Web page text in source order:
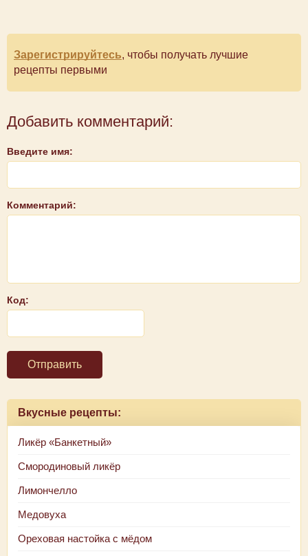
Зарегистрируйтесь, чтобы получать лучшие
рецепты первыми
Добавить комментарий:
Введите имя:
Комментарий:
Код:
Отправить
Вкусные рецепты:
Ликёр «Банкетный»
Смородиновый ликёр
Лимончелло
Медовуха
Ореховая настойка с мёдом